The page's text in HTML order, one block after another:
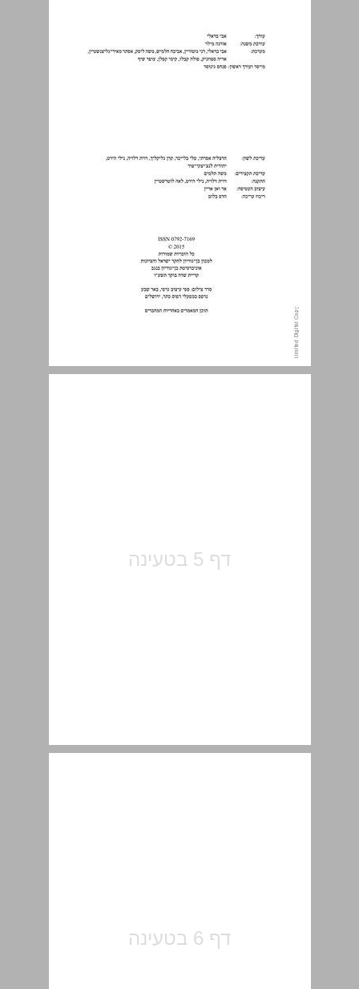
תוכן העניינים ... 5